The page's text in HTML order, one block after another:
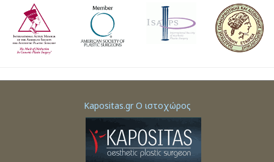
Kapositas.gr Ο ιστοχώρος